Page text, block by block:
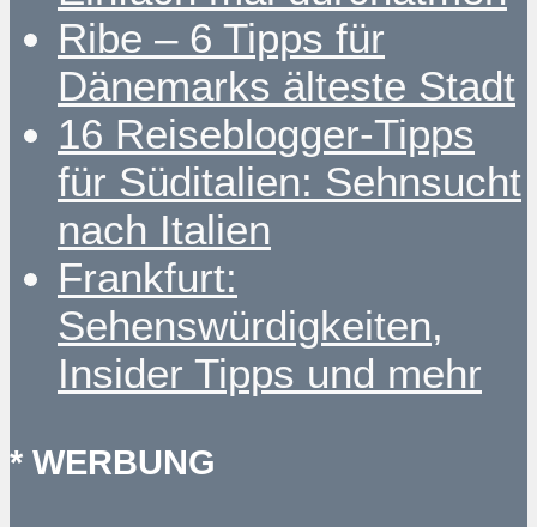
Ribe – 6 Tipps für
Dänemarks älteste Stadt
16 Reiseblogger-Tipps
für Süditalien: Sehnsucht
nach Italien
Frankfurt:
Sehenswürdigkeiten,
Insider Tipps und mehr
* WERBUNG